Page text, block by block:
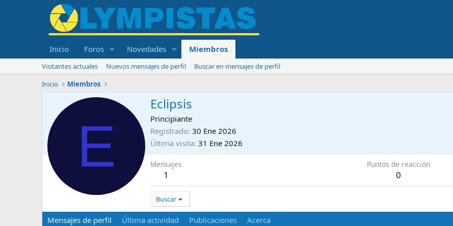
Inicio Foros Novedades Miembros
Visitantes actuales Nuevos mensajes de perfil
Buscar en mensajes de perfil
Inicio
Miembros
E
Eclipsis
Principiante
Registrado 30 Ene 2026
Última visita 31 Ene 2026
Mensajes
1
Puntos de reacción
0
Buscar
Mensajes de perfil Última actividad Publicaciones Acerca